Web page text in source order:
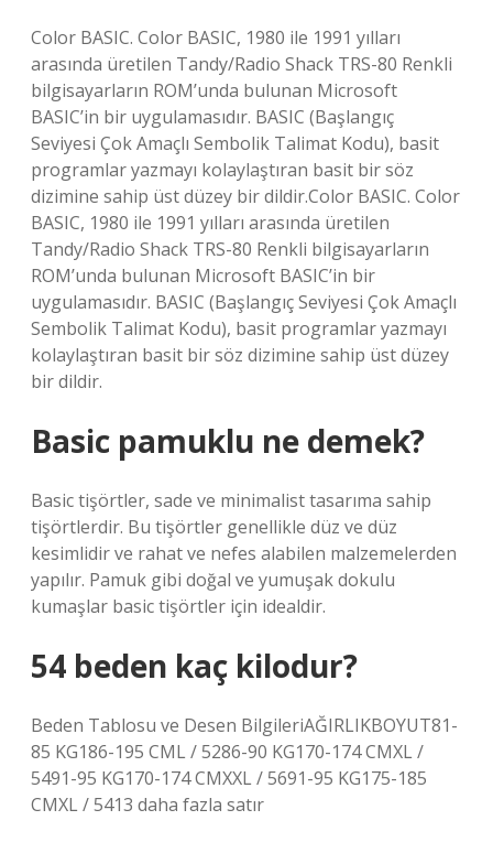
Color BASIC. Color BASIC, 1980 ile 1991 yılları
arasında üretilen Tandy/Radio Shack TRS-80 Renkli
bilgisayarların ROM’unda bulunan Microsoft
BASIC’in bir uygulamasıdır. BASIC (Başlangıç ​​
Seviyesi Çok Amaçlı Sembolik Talimat Kodu), basit
programlar yazmayı kolaylaştıran basit bir söz
dizimine sahip üst düzey bir dildir.Color BASIC. Color
BASIC, 1980 ile 1991 yılları arasında üretilen
Tandy/Radio Shack TRS-80 Renkli bilgisayarların
ROM’unda bulunan Microsoft BASIC’in bir
uygulamasıdır. BASIC (Başlangıç ​​Seviyesi Çok Amaçlı
Sembolik Talimat Kodu), basit programlar yazmayı
kolaylaştıran basit bir söz dizimine sahip üst düzey
bir dildir.
Basic pamuklu ne demek?
Basic tişörtler, sade ve minimalist tasarıma sahip
tişörtlerdir. Bu tişörtler genellikle düz ve düz
kesimlidir ve rahat ve nefes alabilen malzemelerden
yapılır. Pamuk gibi doğal ve yumuşak dokulu
kumaşlar basic tişörtler için idealdir.
54 beden kaç kilodur?
Beden Tablosu ve Desen BilgileriAĞIRLIKBOYUT81-
85 KG186-195 CML / 5286-90 KG170-174 CMXL /
5491-95 KG170-174 CMXXL / 5691-95 KG175-185
CMXL / 5413 daha fazla satır